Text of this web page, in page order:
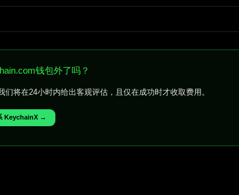
钱包外了吗？
将在24小时内给出客观评估，且仅在成功时才收取费用。
KeychainX →